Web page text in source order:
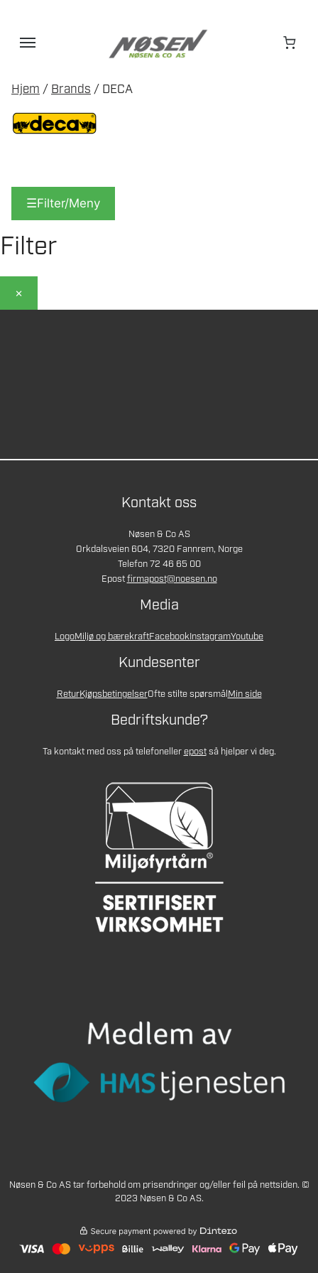
Hjem / Brands / DECA
☰Filter/Meny
Filter
×
Kontakt oss
Nøsen & Co AS
Orkdalsveien 604, 7320 Fannrem, Norge
Telefon 72 46 65 00
Epostfirmapost@noesen.no
Media
LogoMiljø og bærekraftFacebookInstagramYoutube
Kundesenter
ReturKjøpsbetingelserOfte stilte spørsmålMin side
Bedriftskunde?
Ta kontakt med oss på telefonellerepostså hjelper vi deg.
Nøsen & Co AS tar forbehold om prisendringer og/eller feil på nettsiden. ©
2023 Nøsen & Co AS.